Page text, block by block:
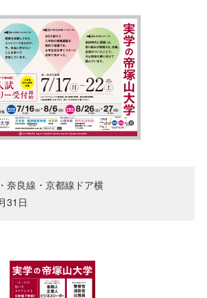
良線・京都線ドア横
31日